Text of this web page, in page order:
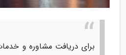
برای دریافت مشاوره و